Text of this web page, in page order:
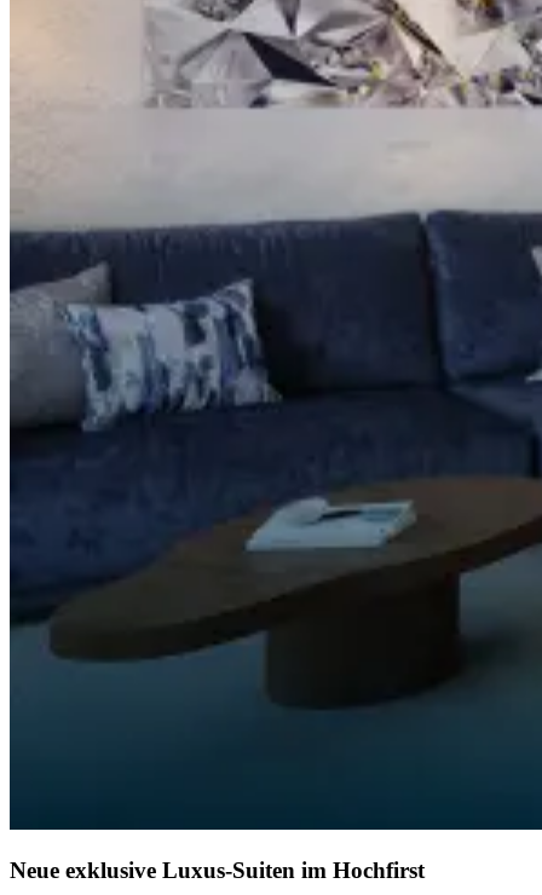
Neue exklusive Luxus-Suiten im Hochfirst